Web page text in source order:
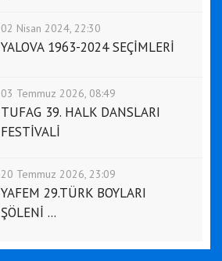
02 Nisan 2024, 22:30
YALOVA 1963-2024 SEÇİMLERİ
03 Temmuz 2026, 08:49
TUFAG 39. HALK DANSLARI
FESTİVALİ
20 Temmuz 2026, 23:09
YAFEM 29.TÜRK BOYLARI
ŞÖLENİ ...